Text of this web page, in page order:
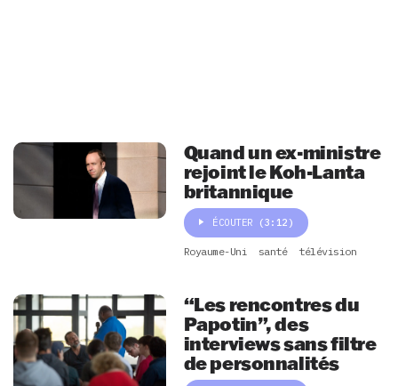
Quand un ex-ministre
rejoint le Koh-Lanta
britannique
ÉCOUTER (3:12)
Royaume-Uni santé télévision
“Les rencontres du
Papotin”, des
interviews sans filtre
de personnalités